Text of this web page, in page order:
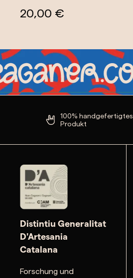
20,00 €
100% handgefertigtes
Produkt
Distintiu Generalitat
D'Artesania
Catalana
Forschung und